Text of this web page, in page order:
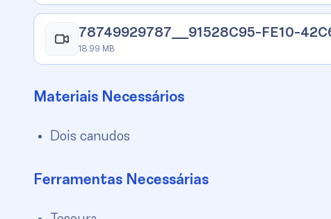
78749929787__91528C95-FE10-
18.99 MB
Materiais Necessários
Dois canudos
Ferramentas Necessárias